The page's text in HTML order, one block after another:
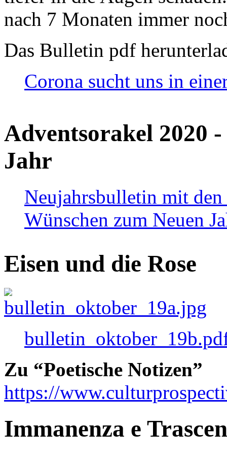
nach 7 Monaten immer
Das Bulletin pdf
Corona sucht uns in
Adventsorakel 2020
Jahr
Neujahrsbulletin mit den
Wünschen zum Neuen
Eisen und die Rose
Zu “Poetische Notizen”
https://
Immanenza e